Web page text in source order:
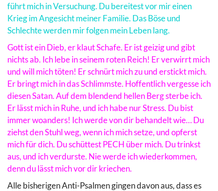
führt mich in Versuchung. Du bereitest vor mir einen
Krieg im Angesicht meiner Familie. Das Böse und
Schlechte werden mir folgen mein Leben lang.
Gott ist ein Dieb, er klaut Schafe. Er ist geizig und gibt
nichts ab. Ich lebe in seinem roten Reich! Er verwirrt mich
und will mich töten! Er schnürt mich zu und erstickt mich.
Er bringt mich in das Schlimmste. Hoffentlich vergesse ich
diesen Satan. Auf dem blendend hellen Berg sterbe ich.
Er lässt mich in Ruhe, und ich habe nur Stress. Du bist
immer woanders! Ich werde von dir behandelt wie… Du
ziehst den Stuhl weg, wenn ich mich setze, und opferst
mich für dich. Du schüttest PECH über mich. Du trinkst
aus, und ich verdurste. Nie werde ich wiederkommen,
denn du lässt mich vor dir kriechen.
Alle bisherigen Anti-Psalmen gingen davon aus, dass es